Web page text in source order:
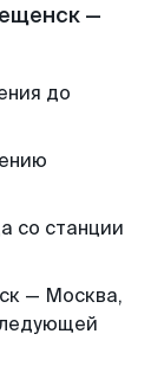
—
до
со станции
— Москва,